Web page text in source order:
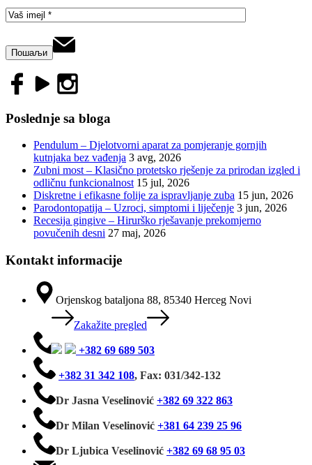
Poslednje sa bloga
Pendulum – Djelotvorni aparat za pomjeranje gornjih
kutnjaka bez vađenja 3 avg, 2026
Zubni most – Klasično protetsko rješenje za prirodan izgled i
odličnu funkcionalnost 15 jul, 2026
Diskretne i efikasne folije za ispravljanje zuba 15 jun, 2026
Parodontopatija – Uzroci, simptomi i liječenje 3 jun, 2026
Recesija gingive – Hirurško rješavanje prekomjerno
povučenih desni 27 maj, 2026
Kontakt informacije
Orjenskog bataljona 88, 85340 Herceg Novi
Zakažite pregled
+382 69 689 503
+382 31 342 108, Fax: 031/342-132
Dr Jasna Veselinović +382 69 322 863
Dr Milan Veselinović +381 64 239 25 96
Dr Ljubica Veselinović +382 69 68 95 03